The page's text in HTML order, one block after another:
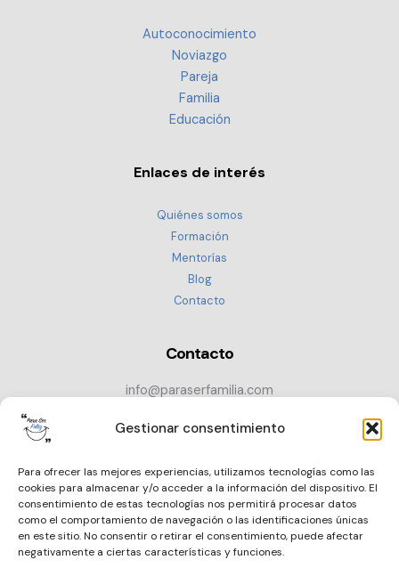
Gestionar consentimiento
Para ofrecer las mejores experiencias, utilizamos tecnologías como las
cookies para almacenar y/o acceder a la información del dispositivo. El
consentimiento de estas tecnologías nos permitirá procesar datos
como el comportamiento de navegación o las identificaciones únicas
en este sitio. No consentir o retirar el consentimiento, puede afectar
negativamente a ciertas características y funciones.
Autoconocimiento
Noviazgo
Pareja
Familia
Educación
Enlaces de interés
Quiénes somos
Formación
Mentorías
Blog
Contacto
Contacto
info@paraserfamilia.com
CONTACTAR